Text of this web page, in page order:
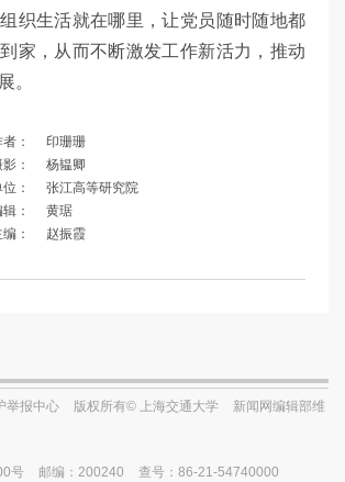
织生活就在哪里，让党员随时随地都
家，从而不断激发工作新活力，推动
。
：
印珊珊
：
杨韫卿
：
张江高等研究院
：
黄琚
：
赵振霞
举报中心 版权所有© 上海交通大学 新闻网编辑部维
号 邮编：200240 查号：86-21-54740000